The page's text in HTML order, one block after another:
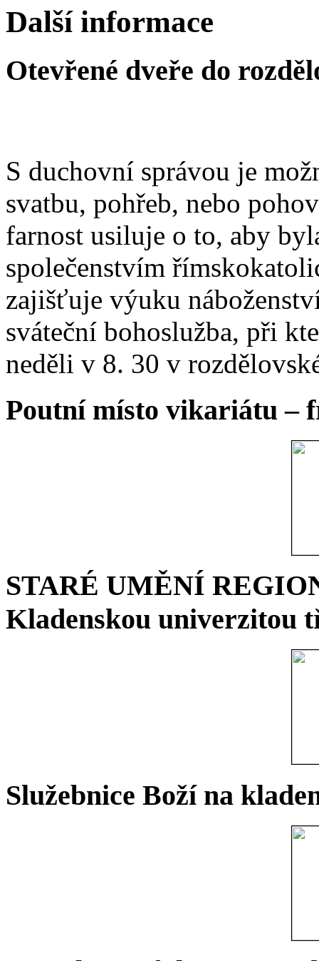
Další informace
Otevřené dveře do
S duchovní správou je
svatbu, pohřeb, nebo
farnost usiluje o to, aby
společenstvím
zajišťuje výuku
sváteční bohoslužba, při
neděli v 8. 30 v
Poutní místo vikariátu –
STARÉ UMĚNÍ
Kladenskou univerzitou
Služebnice Boží na